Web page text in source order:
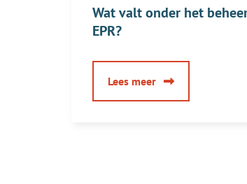
Wat valt onder het
EPR?
Lees meerover
Wat